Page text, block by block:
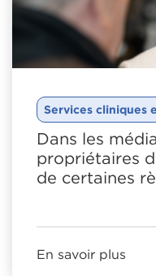
Services cliniques
Dans les
propriétaires
de certaines
En savoir plus